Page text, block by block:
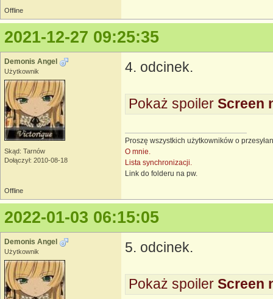
Offline
2021-12-27 09:25:35
Demonis Angel
Użytkownik
Skąd: Tarnów
Dołączył: 2010-08-18
4. odcinek.
Pokaż spoiler Screen
Proszę wszystkich użytkowników o
O mnie.
Lista synchronizacji.
Link do folderu na pw.
Offline
2022-01-03 06:15:05
Demonis Angel
Użytkownik 5. odcinek.
Pokaż spoiler Screen